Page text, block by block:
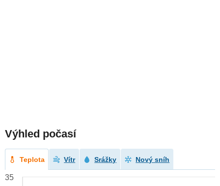
Výhled počasí
Teplota Vítr Srážky Nový sníh
35